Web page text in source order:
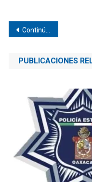
Navegación
de
entradas
Continúan trabajos de coordinación agraria para la paz en Oaxaca
PUBLICACIONES